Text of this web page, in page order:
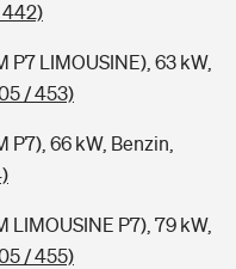
442)
P7 LIMOUSINE), 63 kW,
/ 453)
P7), 66 kW, Benzin,
LIMOUSINE P7), 79 kW,
/ 455)